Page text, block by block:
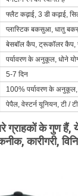
फ्लैट कढ़ाई, 3 डी कढ़ाई,
प्लास्टिक बकसुआ, धातु
बेसबॉल कैप, ट्रूकॉलर कैप,
पर्यावरण के अनुकूल, धोने
5-7 दिन
100% पर्यावरण के अनुकूल,
पेपैल, वेस्टर्न यूनियन, टी /
ग्राहकों के गुण
कारीगरी,